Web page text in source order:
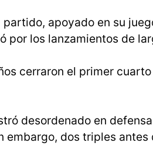
apoyado en su
por los lanzamientos de
cerraron el primer
desordenado en
dos triples